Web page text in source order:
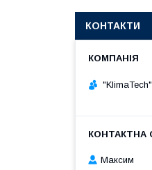
КОНТАКТИ
"KlimaTech"
Максим